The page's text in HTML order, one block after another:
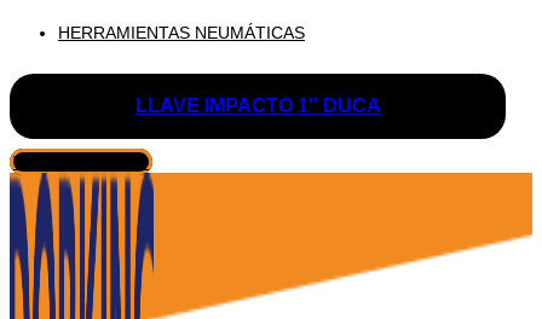
HERRAMIENTAS NEUMÁTICAS
LLAVE IMPACTO 1″ DUCA
VER PRODUCTO